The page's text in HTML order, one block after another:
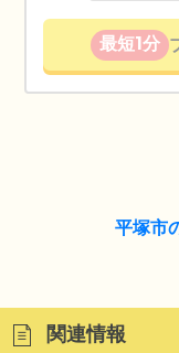
最短1分
平塚市
関連情報